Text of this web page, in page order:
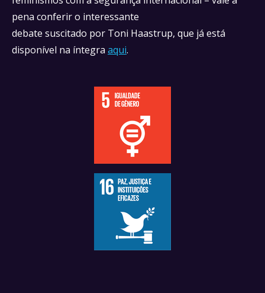
pena conferir o interessante
debate suscitado por Toni Haastrup, que já está
disponível na íntegra aqui.